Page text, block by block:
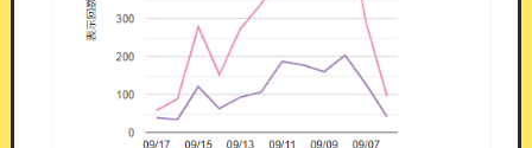
るため、
会員が途中でスキップしても、画面を閉
じても結果は変わりません。
お店の雰囲気に合う
ものをお選びください。